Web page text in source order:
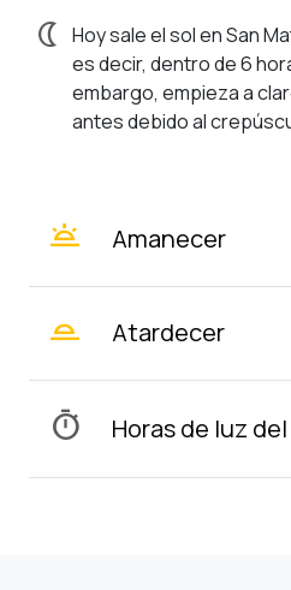
nightlight Hoy sale el sol en San
es decir, dentro de 6
embargo, empieza a
antes debido al
wb_twilight Amanecer
wb_twilight_2 Atardecer
timer Horas de luz